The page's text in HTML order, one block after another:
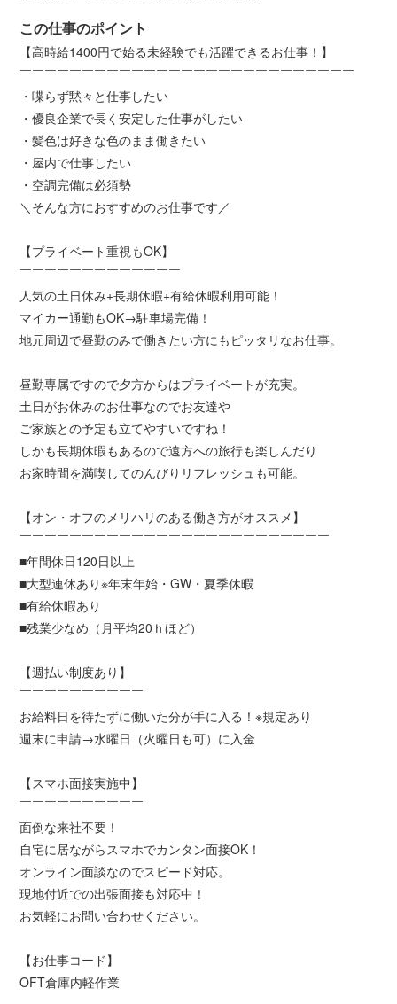
この仕事のポイント
【高時給1400円で始る未経験でも活躍できるお仕事！】
￣￣￣￣￣￣￣￣￣￣￣￣￣￣￣￣￣￣￣￣￣￣￣￣￣￣￣
・喋らず黙々と仕事したい
・優良企業で長く安定した仕事がしたい
・髪色は好きな色のまま働きたい
・屋内で仕事したい
・空調完備は必須勢
＼そんな方におすすめのお仕事です／
【プライベート重視もOK】
￣￣￣￣￣￣￣￣￣￣￣￣￣
人気の土日休み+長期休暇+有給休暇利用可能！
マイカー通勤もOK→駐車場完備！
地元周辺で昼勤のみで働きたい方にもピッタリなお仕事。
昼勤専属ですので夕方からはプライベートが充実。
土日がお休みのお仕事なのでお友達や
ご家族との予定も立てやすいですね！
しかも長期休暇もあるので遠方への旅行も楽しんだり
お家時間を満喫してのんびりリフレッシュも可能。
【オン・オフのメリハリのある働き方がオススメ】
￣￣￣￣￣￣￣￣￣￣￣￣￣￣￣￣￣￣￣￣￣￣￣￣￣
■年間休日120日以上
■大型連休あり※年末年始・GW・夏季休暇
■有給休暇あり
■残業少なめ（月平均20ｈほど）
【週払い制度あり】
￣￣￣￣￣￣￣￣￣￣
お給料日を待たずに働いた分が手に入る！※規定あり
週末に申請→水曜日（火曜日も可）に入金
【スマホ面接実施中】
￣￣￣￣￣￣￣￣￣￣
面倒な来社不要！
自宅に居ながらスマホでカンタン面接OK！
オンライン面談なのでスピード対応。
現地付近での出張面接も対応中！
お気軽にお問い合わせください。
【お仕事コード】
OFT倉庫内軽作業